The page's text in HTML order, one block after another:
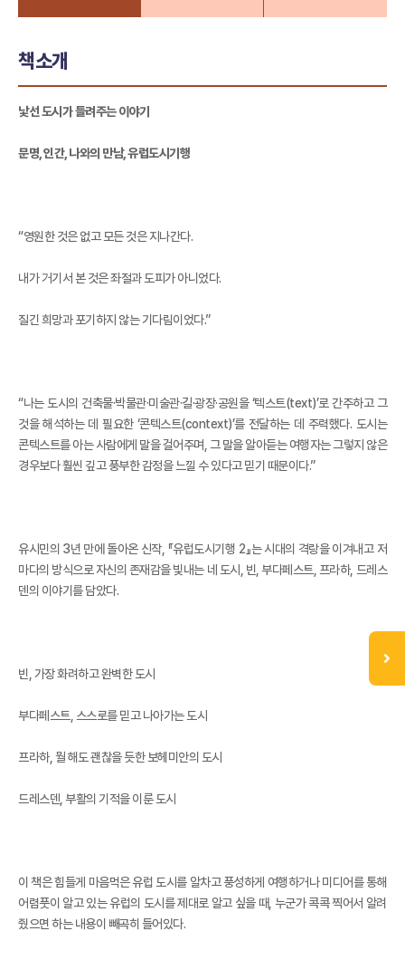
책소개
낯선 도시가 들려주는 이야기
문명, 인간, 나와의 만남, 유럽도시기행
“영원한 것은 없고 모든 것은 지나간다.
내가 거기서 본 것은 좌절과 도피가 아니었다.
질긴 희망과 포기하지 않는 기다림이었다.”
“나는 도시의 건축물·박물관·미술관·길·광장·공원을 ‘텍스트(text)’로 간주하고 그
것을 해석하는 데 필요한 ‘콘텍스트(context)’를 전달하는 데 주력했다. 도시는
콘텍스트를 아는 사람에게 말을 걸어주며, 그 말을 알아듣는 여행자는 그렇지 않은
경우보다 훨씬 깊고 풍부한 감정을 느낄 수 있다고 믿기 때문이다.”
유시민의 3년 만에 돌아온 신작, 『유럽도시기행 2』는 시대의 격랑을 이겨내고 저
마다의 방식으로 자신의 존재감을 빛내는 네 도시, 빈, 부다페스트, 프라하, 드레스
덴의 이야기를 담았다.
빈, 가장 화려하고 완벽한 도시
부다페스트, 스스로를 믿고 나아가는 도시
프라하, 뭘 해도 괜찮을 듯한 보헤미안의 도시
드레스덴, 부활의 기적을 이룬 도시
이 책은 힘들게 마음먹은 유럽 도시를 알차고 풍성하게 여행하거나 미디어를 통해
어렴풋이 알고 있는 유럽의 도시를 제대로 알고 싶을 때, 누군가 콕콕 찍어서 알려
줬으면 하는 내용이 빼곡히 들어있다.